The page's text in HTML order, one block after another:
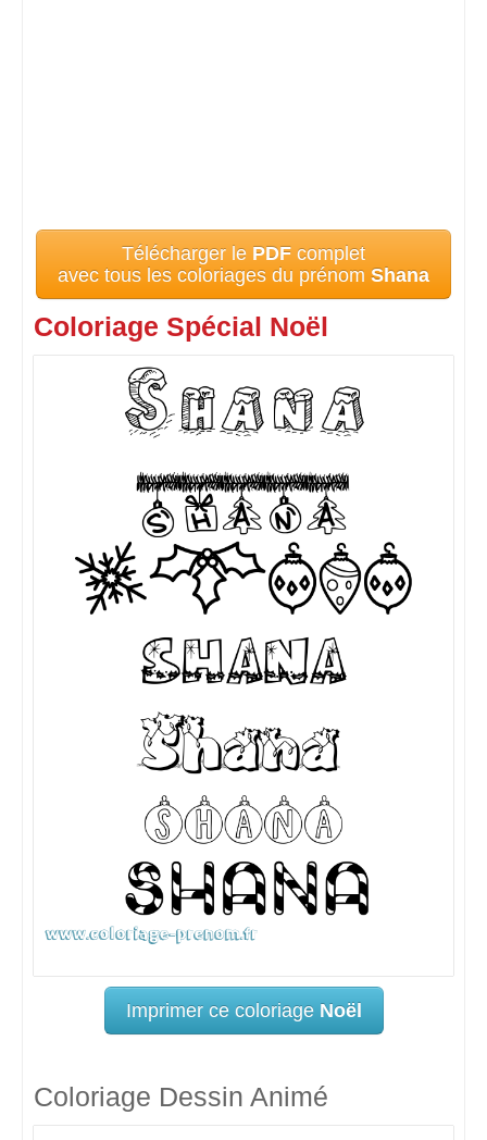
Télécharger le PDF complet
avec tous les coloriages du prénom Shana
Coloriage Spécial Noël
Imprimer ce coloriage Noël
Coloriage Dessin Animé